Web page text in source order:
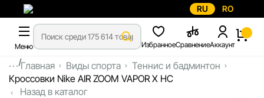
RU RO
Меню ИзбранноеСравнениеАккаунт
...Главная Виды спорта
Теннис и бадминтон
Кроссовки Nike AIR ZOOM VAPOR X HC
Назад в каталог